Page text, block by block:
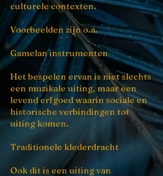
culturele contexten.
Voorbeelden zijn o.a.
Gamelan instrumenten
Het bespelen ervan is niet slechts
een muzikale uiting, maar een
levend erfgoed waarin sociale en
historische verbindingen tot
uiting komen.
Traditionele klederdracht
Ook dit is een uiting van